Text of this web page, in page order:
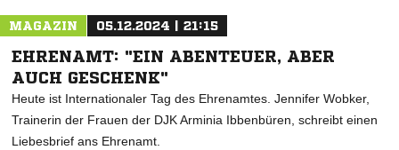
MAGAZIN 05.12.2024 | 21:15
EHRENAMT: "EIN ABENTEUER, ABER
AUCH GESCHENK"
Heute ist Internationaler Tag des Ehrenamtes. Jennifer Wobker,
Trainerin der Frauen der DJK Arminia Ibbenbüren, schreibt einen
Liebesbrief ans Ehrenamt.